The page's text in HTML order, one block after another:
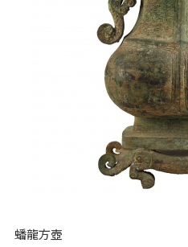
蟠龍方壺